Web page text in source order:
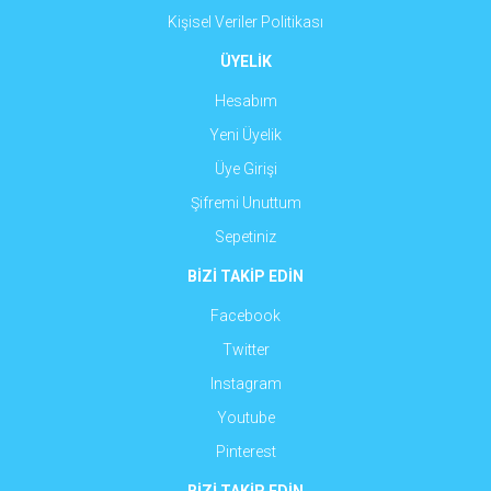
Kişisel Veriler Politikası
ÜYELİK
Hesabım
Yeni Üyelik
Üye Girişi
Şifremi Unuttum
Sepetiniz
BİZİ TAKİP EDİN
Facebook
Twitter
Instagram
Youtube
Pinterest